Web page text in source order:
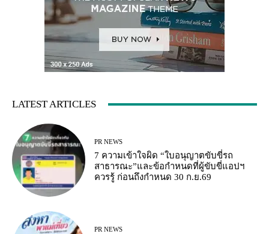
LATEST ARTICLES
PR NEWS
7 ความเข้าใจผิด “ใบอนุญาตขับขี่รถ
สาธารณะ”และข้อกำหนดที่ผู้ขับขี่แอปฯ
ควรรู้ ก่อนถึงกำหนด 30 ก.ย.69
PR NEWS